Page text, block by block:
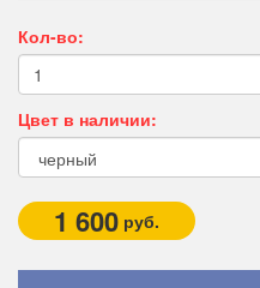
Кол-во:
Цвет в наличии:
1 600 руб.